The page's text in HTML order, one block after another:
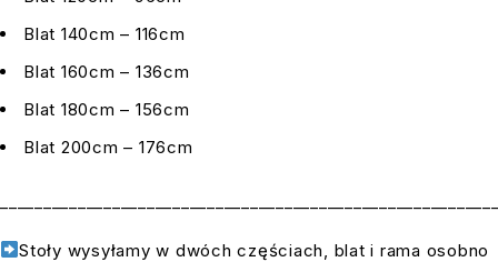
Blat 140cm – 116cm
Blat 160cm – 136cm
Blat 180cm – 156cm
Blat 200cm – 176cm
Stoły wysyłamy w dwóch częściach, blat i rama osobno